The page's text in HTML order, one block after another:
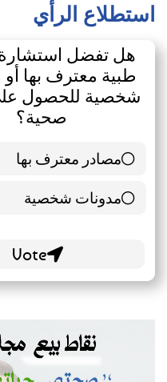
استطلاع الرأي
هل تفضل
طبية معترف بها
شخصية للحصول
صحية؟
مصادر معترف بها
39 ( 65 % )
مدونات شخصية
21 ( 35 % )